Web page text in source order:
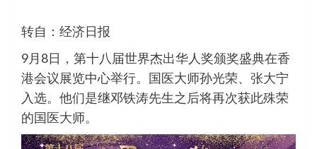
转自：经济日报
9月8日，第十八届世界杰出华人奖颁奖盛典在香
港会议展览中心举行。国医大师孙光荣、张大宁
入选。他们是继邓铁涛先生之后将再次获此殊荣
的国医大师。